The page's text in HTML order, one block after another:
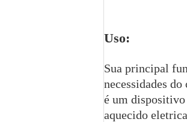
Uso:
Sua principal
necessidades
é um dispositivo
aquecido